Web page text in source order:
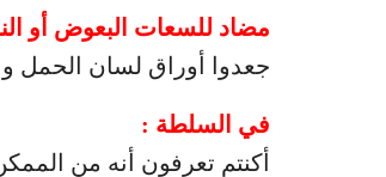
مضاد للسعات البعوض أو
جعدوا أوراق لسان الحمل
في السلطة :
أكنتم تعرفون أنه من